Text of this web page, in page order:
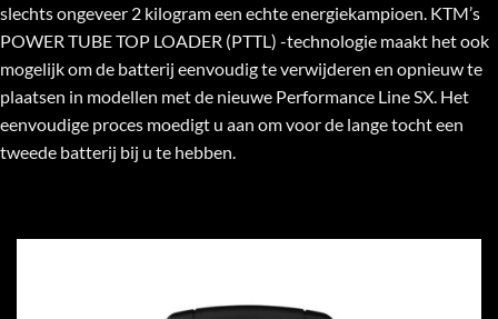
slechts ongeveer 2 kilogram een ​​echte energiekampioen. KTM’s
POWER TUBE TOP LOADER (PTTL) -technologie maakt het ook
mogelijk om de batterij eenvoudig te verwijderen en opnieuw te
plaatsen in modellen met de nieuwe Performance Line SX. Het
eenvoudige proces moedigt u aan om voor de lange tocht een
tweede batterij bij u te hebben.